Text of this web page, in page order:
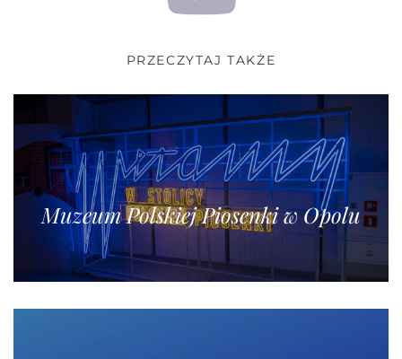
PRZECZYTAJ TAKŻE
Muzeum Polskiej Piosenki w Opolu